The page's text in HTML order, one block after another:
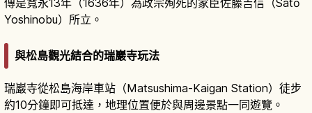
Yoshinobu）所立。
與松島觀光結合的瑞巖寺玩法
瑞巖寺從松島海岸車站（Matsushima-Kaigan Station）徒步
約10分鐘即可抵達，地理位置便於與周邊景點一同遊覽。